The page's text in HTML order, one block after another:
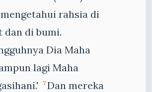
rahsia di
dan di bumi.
Dia Maha
lagi Maha
7 Dan mereka